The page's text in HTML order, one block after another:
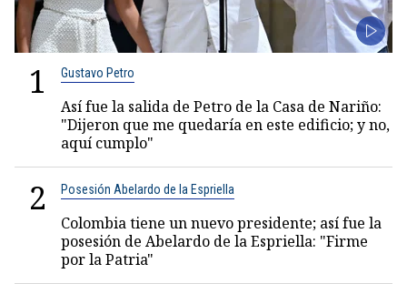
1 Gustavo Petro
Así fue la salida de Petro de la Casa de Nariño:
"Dijeron que me quedaría en este edificio; y no,
aquí cumplo"
2 Posesión Abelardo de la Espriella
Colombia tiene un nuevo presidente; así fue la
posesión de Abelardo de la Espriella: "Firme
por la Patria"